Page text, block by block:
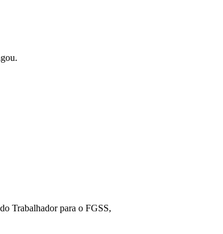
Trabalhador para o FGSS,